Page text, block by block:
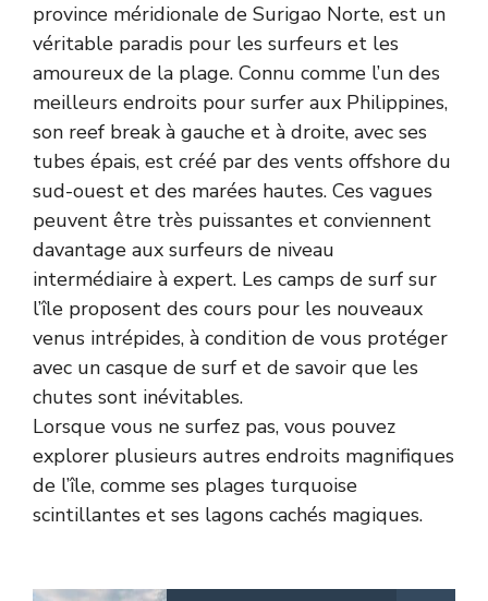
province méridionale de Surigao Norte, est un
véritable paradis pour les surfeurs et les
amoureux de la plage. Connu comme l’un des
meilleurs endroits pour surfer aux Philippines,
son reef break à gauche et à droite, avec ses
tubes épais, est créé par des vents offshore du
sud-ouest et des marées hautes. Ces vagues
peuvent être très puissantes et conviennent
davantage aux surfeurs de niveau
intermédiaire à expert. Les camps de surf sur
l’île proposent des cours pour les nouveaux
venus intrépides, à condition de vous protéger
avec un casque de surf et de savoir que les
chutes sont inévitables.
Lorsque vous ne surfez pas, vous pouvez
explorer plusieurs autres endroits magnifiques
de l’île, comme ses plages turquoise
scintillantes et ses lagons cachés magiques.